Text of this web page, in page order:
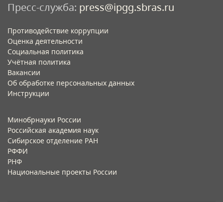
Пресс-служба: press@ipgg.sbras.ru
Противодействие коррупции
Оценка деятельности
Социальная политика
Учётная политика​
Вакансии​
Об обработке персональных данных​
Инструкции​
Минобрнауки России
Российская академия наук
Сибирское отделение РАН
РФФИ
РНФ
Национальные проекты России